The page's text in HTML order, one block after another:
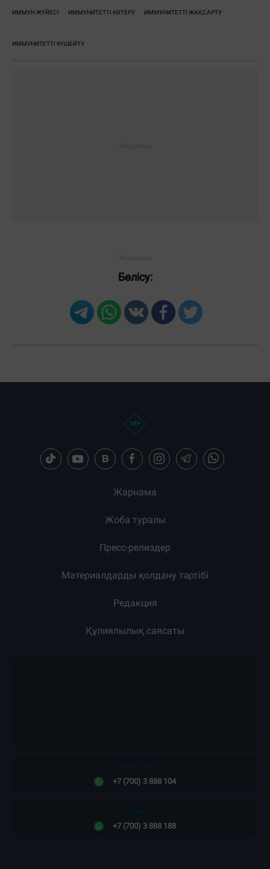
ИММУН ЖҮЙЕСІ ИММУНИТЕТТІ КӨТЕРУ ИММУНИТЕТТІ ЖАҚСАРТУ
ИММУНИТЕТТІ КҮШЕЙТУ
Бөлісу:
Жарнама
Жоба туралы
Пресс-релиздер
Материалдарды қолдану тәртібі
Редакция
Құпиялылық саясаты
+7 (700) 3 888 104
+7 (700) 3 888 188